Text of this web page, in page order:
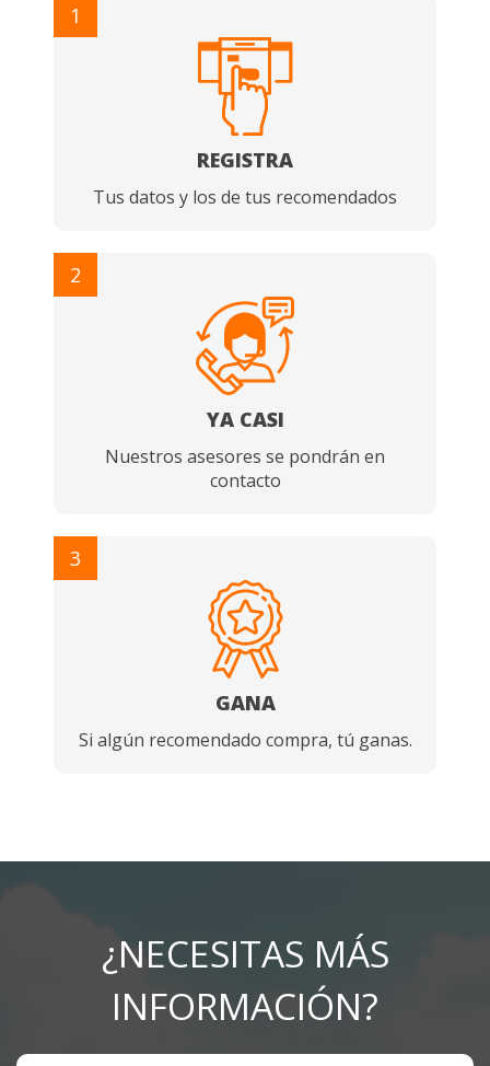
1
REGISTRA
Tus datos y los de tus recomendados
2
YA CASI
Nuestros asesores se pondrán en
contacto
3
GANA
Si algún recomendado compra, tú ganas.
¿NECESITAS MÁS
INFORMACIÓN?